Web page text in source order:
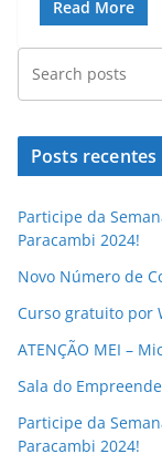
Read More
Posts recentes
Participe da
Paracambi 2024!
Novo Número de
Curso gratuito por
ATENÇÃO MEI –
Sala do
Participe da
Paracambi 2024!